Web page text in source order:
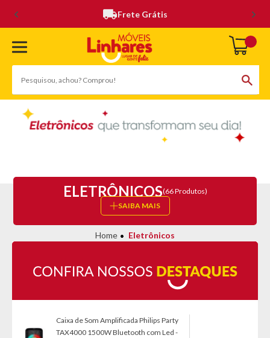
Frete Grátis
ELETRÔNICOS(66 Produtos)
SAIBA MAIS
Eletrônicos
Caixa de Som Amplificada Philips Party
TAX4000 1500W Bluetooth com Led -